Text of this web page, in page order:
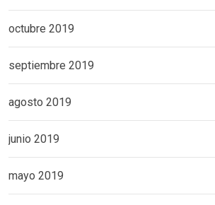
octubre 2019
septiembre 2019
agosto 2019
junio 2019
mayo 2019